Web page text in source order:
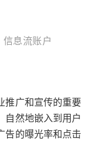
息流账户
推广和宣传的重要
自然地嵌入到用户
告的曝光率和点击